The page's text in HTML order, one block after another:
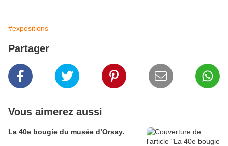
#expositions
Partager
Vous aimerez aussi
La 40e bougie du musée d’Orsay.